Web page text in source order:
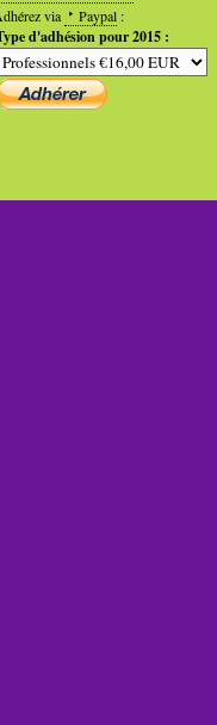
via
Paypal :
d'adhésion pour 2015 :